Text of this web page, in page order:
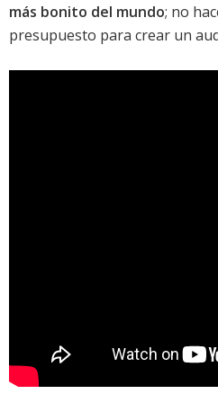
más bonito del mundo; no
presupuesto para crear un